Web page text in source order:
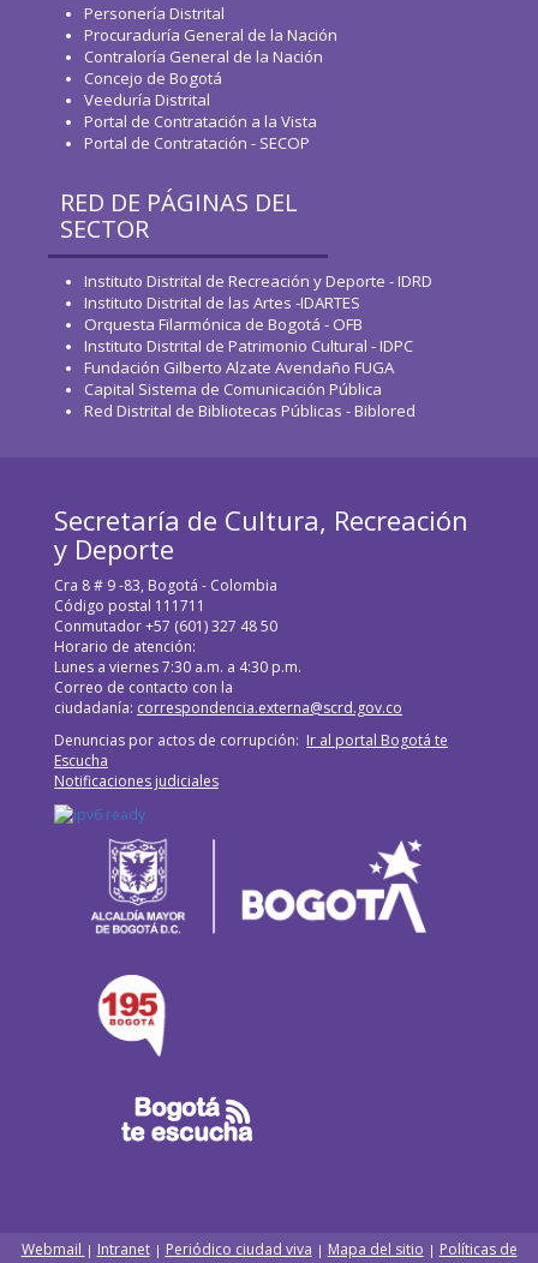
Personería Distrital
Procuraduría General de la Nación
Contraloría General de la Nación
Concejo de Bogotá
Veeduría Distrital
Portal de Contratación a la Vista
Portal de Contratación - SECOP
RED DE PÁGINAS DEL
SECTOR
Instituto Distrital de Recreación y Deporte - IDRD
Instituto Distrital de las Artes -IDARTES
Orquesta Filarmónica de Bogotá - OFB
Instituto Distrital de Patrimonio Cultural - IDPC
Fundación Gilberto Alzate Avendaño FUGA
Capital Sistema de Comunicación Pública
Red Distrital de Bibliotecas Públicas - Biblored
Secretaría de Cultura, Recreación
y Deporte
Cra 8 # 9 -83, Bogotá - Colombia
Código postal 111711
Conmutador +57 (601) 327 48 50
Horario de atención:
Lunes a viernes 7:30 a.m. a 4:30 p.m.
Correo de contacto con la
ciudadanía: correspondencia.externa@scrd.gov.co
Denuncias por actos de corrupción: Ir al portal Bogotá te
Escucha
Notificaciones judiciales
Webmail | Intranet| Periódico ciudad viva | Mapa del sitio | Políticas de